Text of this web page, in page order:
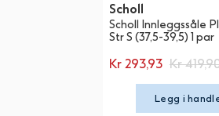
Scholl
Scholl Innleggssåle
Str S (37,5-39,5) 1 par
Kr 293,93 Kr
Legg i